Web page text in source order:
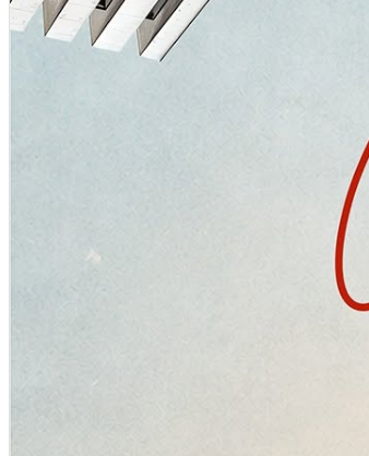
Închirieri auto
Închirieri biciclete
Taxi
Încărcare vehicule electrice